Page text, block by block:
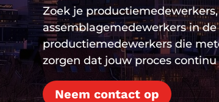
Zoek je
assemblagemedewerkers in
productiemedewerkers die
zorgen dat jouw proces
Neem contact op